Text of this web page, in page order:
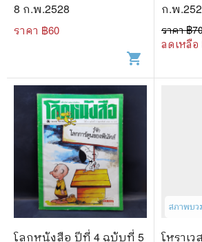
8 ก.พ.2528
ราคา ฿60
shopping_cart
ก.พ
ราคา ฿
ลดเหลือ
โลกหนังสือ ปีที่ 4 ฉบับที่ 5
สภาพบ
โหราเ